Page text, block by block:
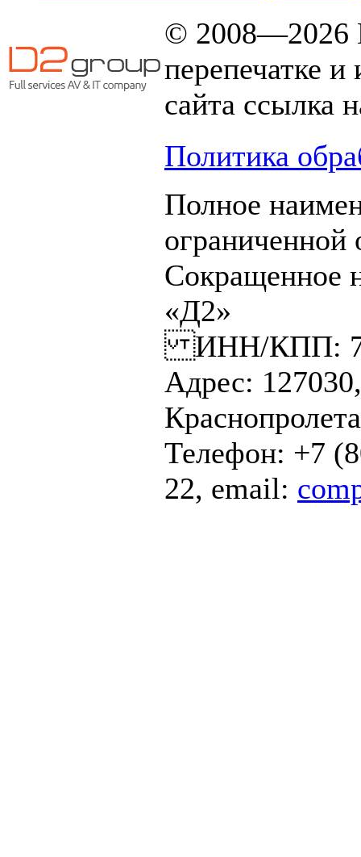
© 2008—2026
перепечатке
сайта ссылка
Политика
Полное
Сокращенное
«Д2»
ИНН/КПП:
Адрес:
Телефон: +7
22, email: